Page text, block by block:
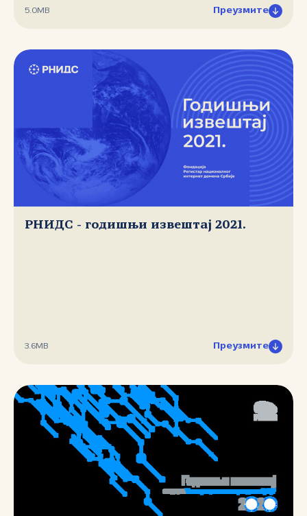
5.0MB Преузмите
РНИДС - годишњи извештај 2021.
3.6MB Преузмите